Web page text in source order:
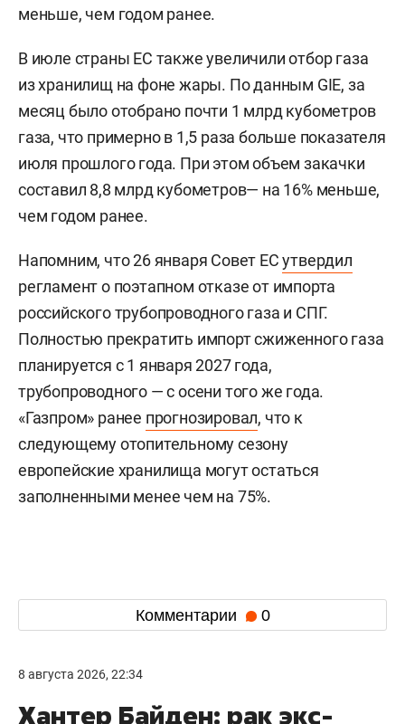
меньше, чем годом ранее.
В июле страны ЕС также увеличили отбор газа
из хранилищ на фоне жары. По данным GIE, за
месяц было отобрано почти 1 млрд кубометров
газа, что примерно в 1,5 раза больше показателя
июля прошлого года. При этом объем закачки
составил 8,8 млрд кубометров— на 16% меньше,
чем годом ранее.
Напомним, что 26 января Совет ЕСутвердил
регламент о поэтапном отказе от импорта
российского трубопроводного газа и СПГ.
Полностью прекратить импорт сжиженного газа
планируется с 1 января 2027 года,
трубопроводного — с осени того же года.
«Газпром» ранее прогнозировал, что к
следующему отопительному сезону
европейские хранилища могут остаться
заполненными менее чем на 75%.
Комментарии 0
8 августа 2026, 22:34
Хантер Байден: рак экс-